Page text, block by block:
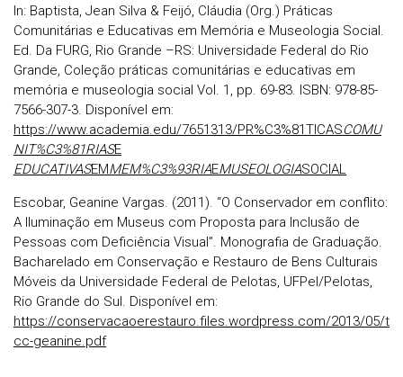
In: Baptista, Jean Silva & Feijó, Cláudia (Org.) Práticas
Comunitárias e Educativas em Memória e Museologia Social.
Ed. Da FURG, Rio Grande –RS: Universidade Federal do Rio
Grande, Coleção práticas comunitárias e educativas em
memória e museologia social Vol. 1, pp. 69-83. ISBN: 978-85-
7566-307-3. Disponível em:
https://www.academia.edu/7651313/PR%C3%81TICASCOMU
NIT%C3%81RIASE
EDUCATIVASEMMEM%C3%93RIAEMUSEOLOGIASOCIAL
Escobar, Geanine Vargas. (2011). “O Conservador em conflito:
A Iluminação em Museus com Proposta para Inclusão de
Pessoas com Deficiência Visual”. Monografia de Graduação.
Bacharelado em Conservação e Restauro de Bens Culturais
Móveis da Universidade Federal de Pelotas, UFPel/Pelotas,
Rio Grande do Sul. Disponível em:
https://conservacaoerestauro.files.wordpress.com/2013/05/t
cc-geanine.pdf